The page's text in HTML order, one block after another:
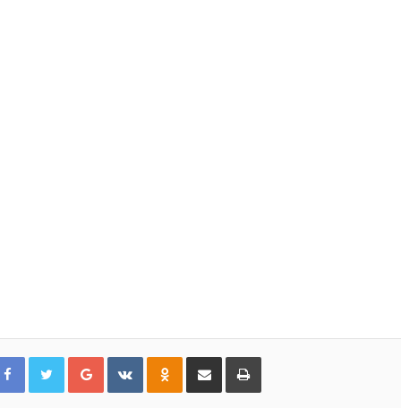
Facebook Google+ VKontakte